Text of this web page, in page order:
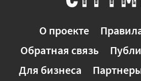
О проекте
Обратная связь
Для бизнеса